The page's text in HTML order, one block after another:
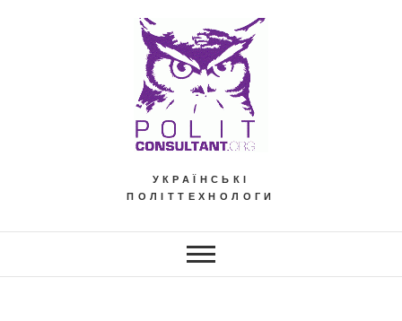
УКРАЇНСЬКІ
ПОЛІТТЕХНОЛОГИ